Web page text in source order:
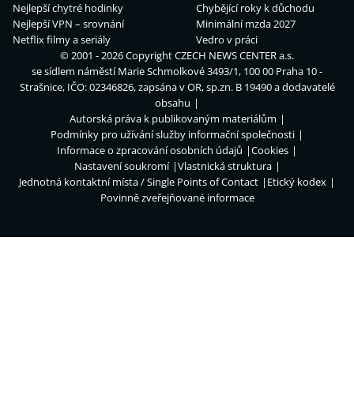
Nejlepší chytré hodinky
Nejlepší VPN – srovnání
Netflix filmy a seriály
Chybějící roky k důchodu
Minimální mzda 2027
Vedro v práci
© 2001 - 2026 CopyrightCZECH NEWS CENTER a.s.
se sídlem náměstí Marie Schmolkové 3493/1, 100 00 Praha 10 -
Strašnice, IČO: 02346826, zapsána v OR, sp.zn. B 19490 a dodavatelé
obsahu
Autorská práva k publikovaným materiálům
Podmínky pro užívání služby informační společnosti
Informace o zpracování osobních údajů
Cookies
Nastavení soukromí
Vlastnická struktura
Jednotná kontaktní místa / Single Points of Contact
Etický kodex
Povinně zveřejňované informace